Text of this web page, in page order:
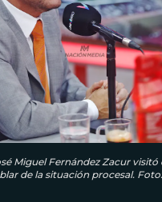
Miguel Fernández Zacur
de la situación procesal.